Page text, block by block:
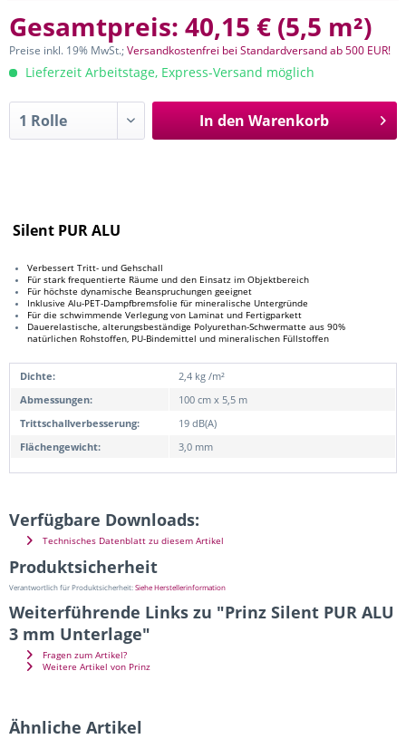
Gesamtpreis: 40,15 € (5,5 m²)
Preise inkl. 19% MwSt.;Versandkostenfrei bei Standardversand ab 500 EUR!
Lieferzeit Arbeitstage, Express-Versand möglich
In den Warenkorb
Silent PUR ALU
Verbessert Tritt- und Gehschall
Für stark frequentierte Räume und den Einsatz im Objektbereich
Für höchste dynamische Beanspruchungen geeignet
Inklusive Alu-PET-Dampfbremsfolie für mineralische Untergründe
Für die schwimmende Verlegung von Laminat und Fertigparkett
Dauerelastische, alterungsbeständige Polyurethan-Schwermatte aus 90%
natürlichen Rohstoffen, PU-Bindemittel und mineralischen Füllstoffen
Dichte:
2,4 kg /m²
Abmessungen:
100 cm x 5,5 m
Trittschallverbesserung:
19 dB(A)
Flächengewicht:
3,0 mm
Verfügbare Downloads:
Technisches Datenblatt zu diesem Artikel
Produktsicherheit
Verantwortlich für Produktsicherheit:Siehe Herstellerinformation
Weiterführende Links zu "Prinz Silent PUR ALU
3 mm Unterlage"
Fragen zum Artikel?
Weitere Artikel von Prinz
Ähnliche Artikel